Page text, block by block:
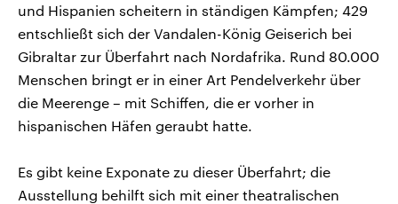
und Hispanien scheitern in ständigen Kämpfen; 429
entschließt sich der Vandalen-König Geiserich bei
Gibraltar zur Überfahrt nach Nordafrika. Rund 80.000
Menschen bringt er in einer Art Pendelverkehr über
die Meerenge – mit Schiffen, die er vorher in
hispanischen Häfen geraubt hatte.
Es gibt keine Exponate zu dieser Überfahrt; die
Ausstellung behilft sich mit einer theatralischen